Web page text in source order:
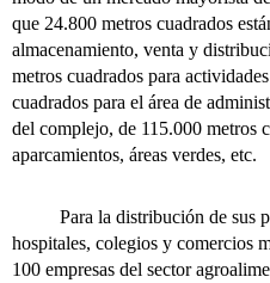
que 24.800 metros cuadrados
almacenamiento, venta y
metros cuadrados para
cuadrados para el área de
del complejo, de 115.000 metros
aparcamientos, áreas verdes, etc.
Para la distribución de sus
hospitales, colegios y comercios
100 empresas del sector